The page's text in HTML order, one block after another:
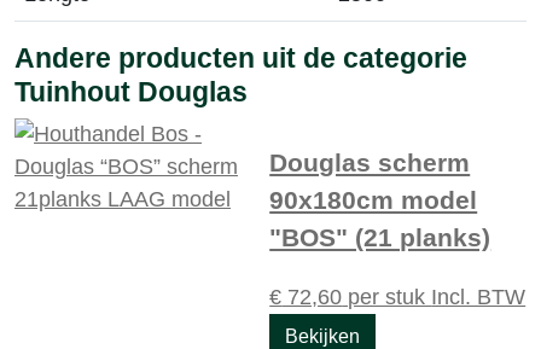
Andere producten uit de categorie
Tuinhout Douglas
Douglas scherm
90x180cm model
"BOS" (21 planks)
€ 72,60 per stuk Incl. BTW
Bekijken